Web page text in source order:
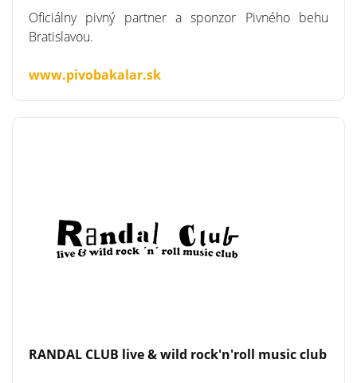
Oficiálny pivný partner a sponzor Pivného behu
Bratislavou.
www.pivobakalar.sk
RANDAL CLUB live & wild rock'n'roll music club